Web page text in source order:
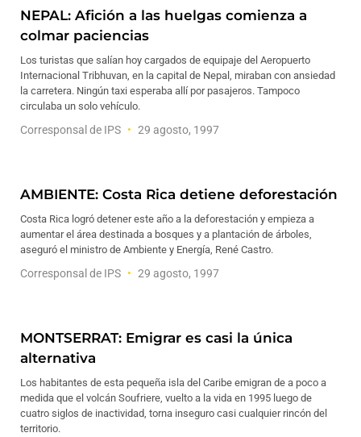
NEPAL: Afición a las huelgas comienza a
colmar paciencias
Los turistas que salían hoy cargados de equipaje del Aeropuerto
Internacional Tribhuvan, en la capital de Nepal, miraban con ansiedad
la carretera. Ningún taxi esperaba allí por pasajeros. Tampoco
circulaba un solo vehículo.
Corresponsal de IPS 29 agosto, 1997
AMBIENTE: Costa Rica detiene deforestación
Costa Rica logró detener este año a la deforestación y empieza a
aumentar el área destinada a bosques y a plantación de árboles,
aseguró el ministro de Ambiente y Energía, René Castro.
Corresponsal de IPS 29 agosto, 1997
MONTSERRAT: Emigrar es casi la única
alternativa
Los habitantes de esta pequeña isla del Caribe emigran de a poco a
medida que el volcán Soufriere, vuelto a la vida en 1995 luego de
cuatro siglos de inactividad, torna inseguro casi cualquier rincón del
territorio.